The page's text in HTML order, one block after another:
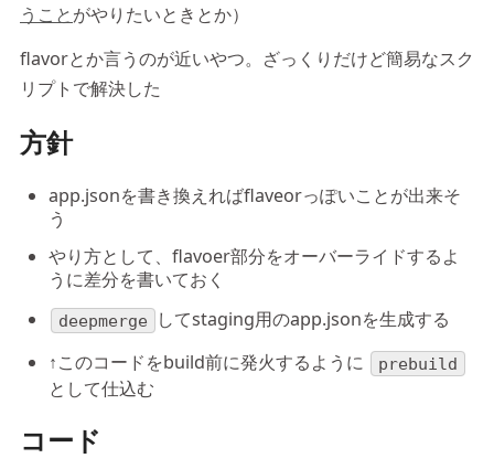
うことがやりたいときとか）
flavorとか言うのが近いやつ。ざっくりだけど簡易なスク
リプトで解決した
方針
app.jsonを書き換えればflaveorっぽいことが出来そ
う
やり方として、flavoer部分をオーバーライドするよ
うに差分を書いておく
deepmerge
してstaging用のapp.jsonを生成する
↑このコードをbuild前に発火するように
prebuild
として仕込む
コード